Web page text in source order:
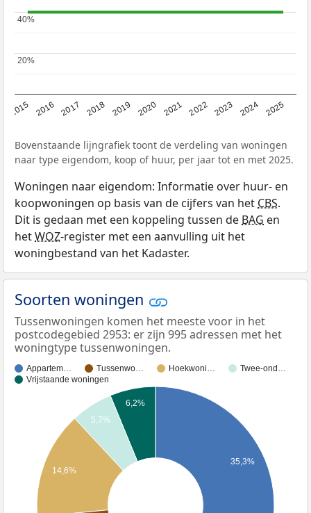
2015 2016 2017 2018 2019 2020 2021 2022 2023 2024 2025
20%
20%
40%
40%
Bovenstaande lijngrafiek toont de verdeling van woningen
naar type eigendom, koop of huur, per jaar tot en met 2025.
Woningen naar eigendom: Informatie over huur- en
koopwoningen op basis van de cijfers van het CBS.
Dit is gedaan met een koppeling tussen de BAG en
hetWOZ-register met een aanvulling uit het
woningbestand van het Kadaster.
Soorten woningen
Tussenwoningen komen het meeste voor in het
postcodegebied 2953: er zijn 995 adressen met het
woningtype tussenwoningen.
Appartem… Tussenwo… Hoekwoni…
Twee-ond…
Vrijstaande woningen
35,3%
6,2%
5,7%
14,6%